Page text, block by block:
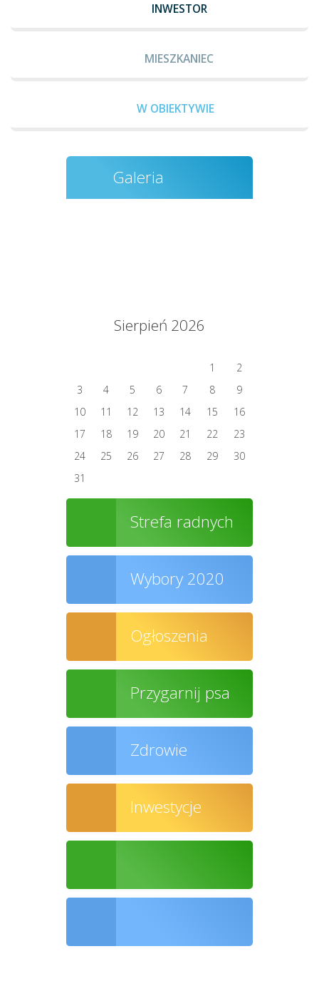
INWESTOR
MIESZKANIEC
W OBIEKTYWIE
Galeria
Sierpień 2026
1
2
3
4 5 6 7 8
9
10
11 12 13 14 15
16
17
18 19 20 21 22
23
24
25 26 27 28 29
30
31
Strefa radnych
Wybory 2020
Ogłoszenia
Przygarnij psa
Zdrowie
Inwestycje